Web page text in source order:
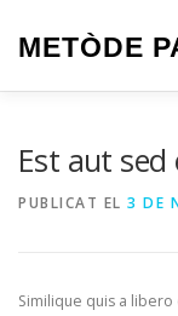
contingut
METÒDE
Est aut
PUBLICAT EL 3 DE
Similique quis a